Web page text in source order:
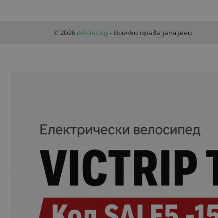
© 2026eRider.bg - Всички права запазени.